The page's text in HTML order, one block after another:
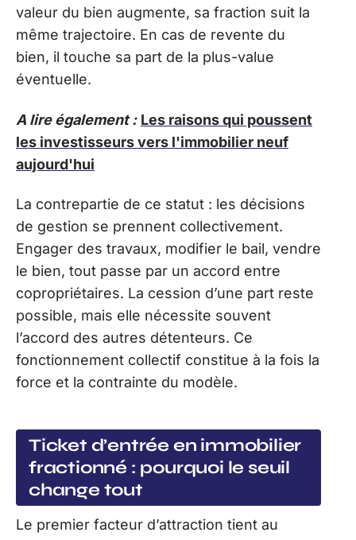
valeur du bien augmente, sa fraction suit la
même trajectoire. En cas de revente du
bien, il touche sa part de la plus-value
éventuelle.
A lire également : Les raisons qui poussent
les investisseurs vers l'immobilier neuf
aujourd'hui
La contrepartie de ce statut : les décisions
de gestion se prennent collectivement.
Engager des travaux, modifier le bail, vendre
le bien, tout passe par un accord entre
copropriétaires. La cession d’une part reste
possible, mais elle nécessite souvent
l’accord des autres détenteurs. Ce
fonctionnement collectif constitue à la fois la
force et la contrainte du modèle.
Ticket d’entrée en immobilier
fractionné : pourquoi le seuil
change tout
Le premier facteur d’attraction tient au